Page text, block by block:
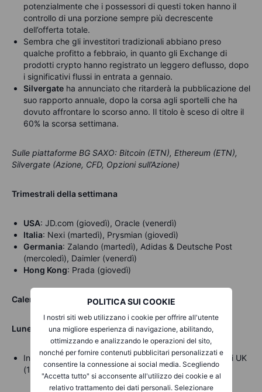
POLITICA SUI COOKIE
I nostri siti web utilizzano i cookie per offrire all'utente
una migliore esperienza di navigazione, abilitando,
ottimizzando e analizzando le operazioni del sito,
nonché per fornire contenuti pubblicitari personalizzati e
consentire la connessione ai social media. Scegliendo
"Accetta tutto" si acconsente all'utilizzo dei cookie e al
relativo trattamento dei dati personali. Selezionare
potenzialmente che i possessori di questi token hanno il
controllo di una porzione sempre più decrescente
dell’offerta totale.
Sembra che gli investitori tradizionali abbiano preso
qualche profitto a febbraio, in quanto gli Exchange di
prodotti crypto hanno registrato un leggero deflusso, dopo
i significativi flussi in entrata a gennaio.
Silvergate ha annunciato che ritarderà la pubblicazione del
suo rapporto annuale, dopo la corsa agli sportelli che ha
dovuto affrontare lo scorso anno. Il titolo è sceso di oltre il
60% la scorsa settimana.
Sulle piattaforme BG SAXO: Bitcoin (ETN), Ethereum (ETN),
Silvergate (Azione, CFD, Opzioni sull’Azione)
Trimestrali della settimana
USA: JD.com (giovedì), Oracle (venerdì)
Italia: Nexi (martedì), Prysmian (giovedì)
Germania: Zalando (martedì), Adidas & Deutsche Post
(mercoledì), Daimler (venerdì)
Hong Kong: Prada (giovedì)
Calendario Macroeconomico BG SAXO
Lunedì 6 marzo 2023
Indice dei direttori degli acquisti del settore costruzioni UK
(10:00)